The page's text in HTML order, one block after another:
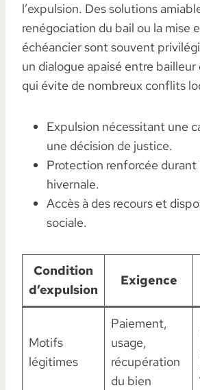
l’expulsion. Des solutions
renégociation du bail ou la mise
échéancier sont souvent
un dialogue apaisé entre
qui évite de nombreux conflits
Expulsion nécessitant une
une décision de justice.
Protection renforcée durant
hivernale.
Accès à des recours et
sociale.
Condition
d’expulsion
Exigence
Motifs
légitimes
Paiement,
usage,
récupération
du bien